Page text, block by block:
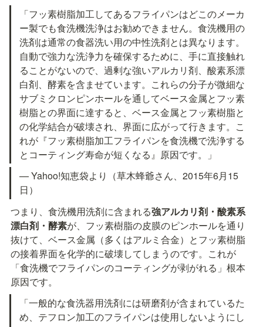
「フッ素樹脂加工してあるフライパンはどこのメーカ
ー製でも食洗機洗浄はお勧めできません。食洗機用の
洗剤は通常の食器洗い用の中性洗剤とは異なります。
自動で強力な洗浄力を確保するために、手に直接触れ
ることがないので、過剰な強いアルカリ剤、酸素系漂
白剤、酵素を含ませています。これらの分子が微細な
サブミクロンピンホールを通してベース金属とフッ素
樹脂との界面に達すると、ベース金属とフッ素樹脂と
の化学結合が破壊され、界面に広がって行きます。こ
れが『フッ素樹脂加工フライパンを食洗機で洗浄する
とコーティング寿命が短くなる』原因です。」
— Yahoo!知恵袋より（草木蜂爺さん、2015年6月15
日）
つまり、食洗機用洗剤に含まれる強アルカリ剤・酸素系
漂白剤・酵素が、フッ素樹脂の皮膜のピンホールを通り
抜けて、ベース金属（多くはアルミ合金）とフッ素樹脂
の接着界面を化学的に破壊してしまうのです。これが
「食洗機でフライパンのコーティングが剥がれる」根本
原因です。
「一般的な食洗器用洗剤には研磨剤が含まれているた
め、テフロン加工のフライパンは使用しないようにし